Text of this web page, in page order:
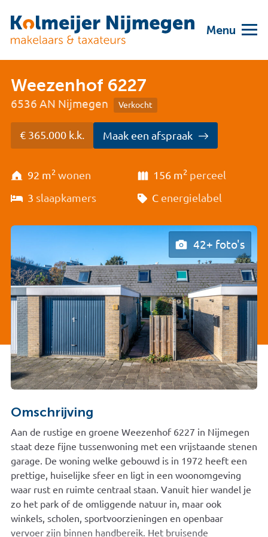
Menu
Weezenhof 6227
6536 AN Nijmegen Verkocht
€ 365.000 k.k. Maak een afspraak
92 m2 wonen 156 m2 perceel
3 slaapkamers C energielabel
42+ foto's
Omschrijving
Aan de rustige en groene Weezenhof 6227 in Nijmegen
staat deze fijne tussenwoning met een vrijstaande stenen
garage. De woning welke gebouwd is in 1972 heeft een
prettige, huiselijke sfeer en ligt in een woonomgeving
waar rust en ruimte centraal staan. Vanuit hier wandel je
zo het park of de omliggende natuur in, maar ook
winkels, scholen, sportvoorzieningen en openbaar
vervoer zijn binnen handbereik. Het bruisende